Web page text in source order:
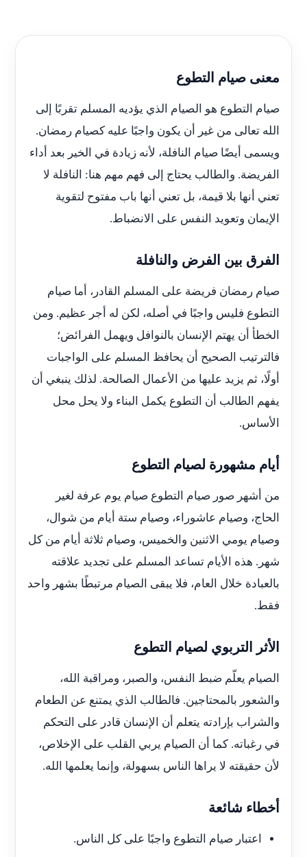
معنى صيام التطوع
صيام التطوع هو الصيام الذي يؤديه المسلم تقربًا إلى
الله تعالى من غير أن يكون واجبًا عليه كصيام رمضان.
ويسمى أيضًا صيام النافلة، لأنه زيادة في الخير بعد أداء
الفريضة. والطالب يحتاج إلى فهم مهم هنا: النافلة لا
تعني أنها بلا قيمة، بل تعني أنها باب مفتوح لتقوية
الإيمان وتعويد النفس على الانضباط.
الفرق بين الفرض والنافلة
صيام رمضان فريضة على المسلم القادر، أما صيام
التطوع فليس واجبًا في أصله، لكن له أجر عظيم. ومن
الخطأ أن يهتم الإنسان بالنوافل ويهمل الفرائض؛
فالترتيب الصحيح أن يحافظ المسلم على الواجبات
أولًا، ثم يزيد عليها من الأعمال الصالحة. لذلك ينبغي أن
يفهم الطالب أن التطوع يكمل البناء ولا يحل محل
الأساس.
أيام مشهورة لصيام التطوع
من أشهر صور صيام التطوع صيام يوم عرفة لغير
الحاج، وصيام عاشوراء، وصيام ستة أيام من شوال،
وصيام يومي الاثنين والخميس، وصيام ثلاثة أيام من كل
شهر. هذه الأيام تساعد المسلم على تجديد علاقته
بالعبادة خلال العام، فلا يبقى الصيام مرتبطًا بشهر واحد
فقط.
الأثر التربوي لصيام التطوع
الصيام يعلّم ضبط النفس، والصبر، ومراقبة الله،
والشعور بالمحتاجين. فالطالب الذي يمتنع عن الطعام
والشراب بإرادته يتعلم أن الإنسان قادر على التحكم
في رغباته. كما أن الصيام يربي القلب على الإخلاص،
لأن حقيقته لا يراها الناس بسهولة، وإنما يعلمها الله.
أخطاء شائعة
اعتبار صيام التطوع واجبًا على كل الناس.